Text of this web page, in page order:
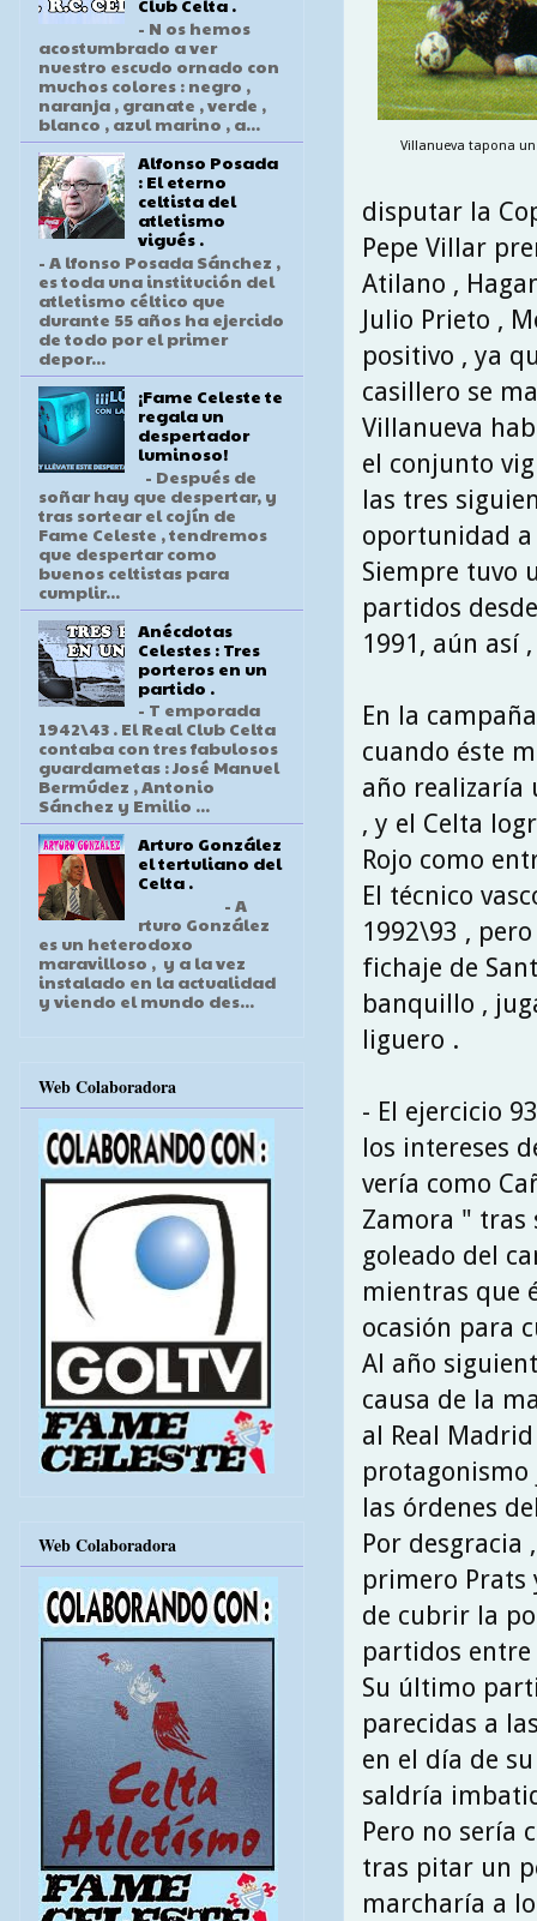
Villanueva tapona
disputar la
Pepe Villar
Atilano ,
Julio Prieto ,
positivo , ya
casillero se
Villanueva
el conjunto
las tres
oportunidad a
Siempre tuvo
partidos
1991, aún así
En la
cuando éste
año realizaría
, y el Celta
Rojo como
El técnico
1992\93 ,
fichaje de
banquillo ,
liguero .
- El ejercicio
los intereses
vería como
Zamora " tras
goleado del
mientras que
ocasión para
Al año
causa de la
al Real
las órdenes
Por desgracia
primero Prats
de cubrir la
partidos entre
Su último
parecidas a
en el día de
saldría
Pero no sería
tras pitar un
marcharía a
Club Celta .
- N os hemos
acostumbrado a ver
nuestro escudo ornado con
muchos colores : negro ,
naranja , granate , verde ,
blanco , azul marino , a...
Alfonso Posada
: El eterno
celtista del
atletismo
vigués .
- A lfonso Posada Sánchez ,
es toda una institución del
atletismo céltico que
durante 55 años ha ejercido
de todo por el primer
depor...
¡Fame Celeste te
regala un
despertador
luminoso!
- Después de
soñar hay que despertar, y
tras sortear el cojín de
Fame Celeste , tendremos
que despertar como
buenos celtistas para
cumplir...
Anécdotas
Celestes : Tres
porteros en un
partido .
- T emporada
1942\43 . El Real Club Celta
contaba con tres fabulosos
guardametas : José Manuel
Bermúdez , Antonio
Sánchez y Emilio ...
Arturo González
el tertuliano del
Celta .
- A
rturo González
es un heterodoxo
maravilloso , y a la vez
instalado en la actualidad
y viendo el mundo des...
Web Colaboradora
Web Colaboradora